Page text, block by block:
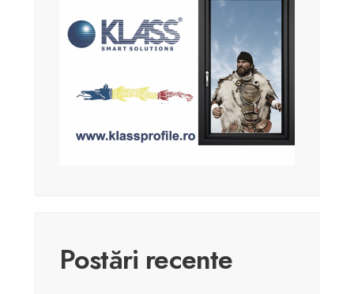
Postări recente